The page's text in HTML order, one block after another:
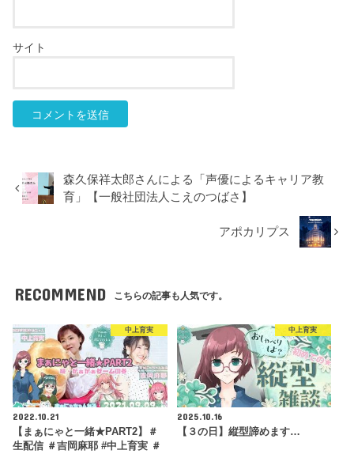
サイト
森久保祥太郎さんによる「声優によるキャリア教
育」【一般社団法人こえのつばさ】
アポカリプス
RECOMMEND こちらの記事も人気です。
中上育実
2022.10.21
【まぁにゃと一緒★PART2】＃
生配信 ＃吉岡麻耶 #中上育実 ＃
中上育実
2025.10.16
【３の日】縦型諦めます…